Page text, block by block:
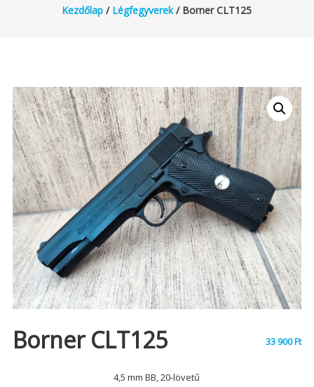
Kezdőlap / Légfegyverek/ Borner CLT125
Borner CLT125 33 900Ft
4,5 mm BB, 20-lövetű